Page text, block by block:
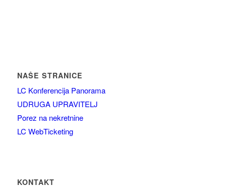
NAŠE STRANICE
LC Konferencija Panorama
UDRUGA UPRAVITELJ
Porez na nekretnine
LC WebTicketing
KONTAKT